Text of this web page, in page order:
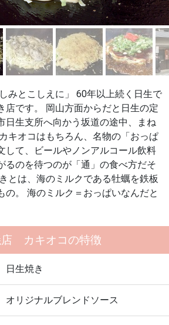
みとこしえに」 60年以上続く日生で
店です。 岡山方面からだと日生の定
日生支所へ向かう坂道の途中、まね
キオコはもちろん、名物の「おっぱ
して、ビールやノンアルコール飲料
るのを待つのが「通」の食べ方だそ
とは、海のミルクである牡蠣を鉄板
の。 海のミルク＝おっぱいなんだと
カキオコの特徴
日生焼き
オリジナルブレンドソース